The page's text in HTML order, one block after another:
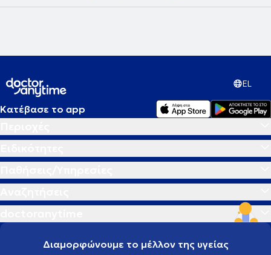
EL
Κατέβασε το app
Διαμορφώνουμε το μέλλον της υγείας